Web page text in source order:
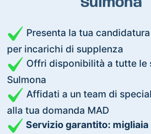
Sulmona
Presenta la tua
per incarichi di supplenza
Offri disponibilità a tutte le
Sulmona
Affidati a un team di
alla tua domanda MAD
Servizio garantito: migliaia